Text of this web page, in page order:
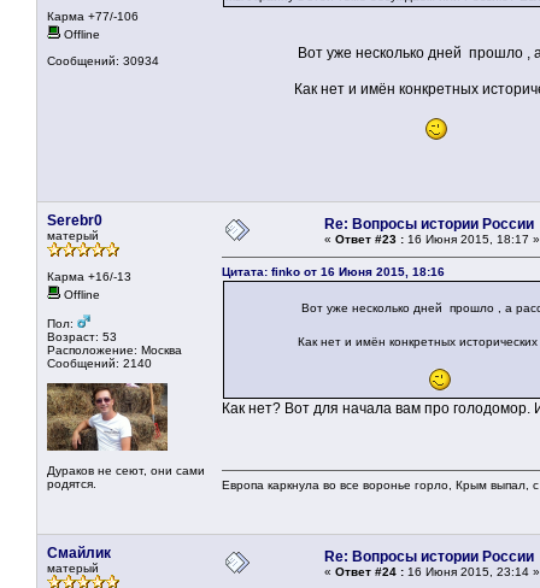
Карма +77/-106
Offline
Сообщений: 30934
Вот уже несколько дней прошло , а
Как нет и имён конкретных
Serebr0
матерый
Карма +16/-13
Offline
Пол:
Возраст: 53
Расположение: Москва
Сообщений: 2140
Дураков не сеют, они сами
родятся.
Re: Вопросы истории России
« Ответ #23 : 16 Июня 2015, 18:17 »
Цитата: finko от 16 Июня 2015, 18:16
Вот уже несколько дней прошло , а
Как нет и имён конкретных исторических
Как нет? Вот для начала вам про
Европа каркнула во все воронье горло, Крым выпал,
Смайлик
матерый
Re: Вопросы истории России
« Ответ #24 : 16 Июня 2015, 23:14 »